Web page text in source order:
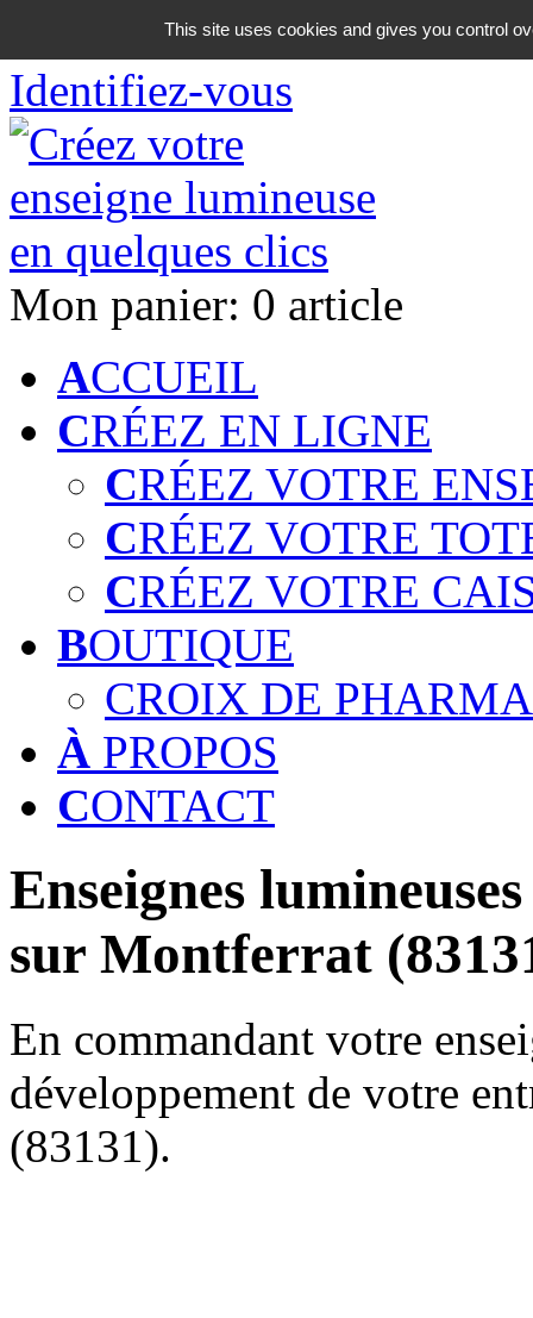
06 18 42 08 59
Identifiez-vous
Mon panier: 0 article
ACCUEIL
CRÉEZ EN LIGNE
CRÉEZ VOTRE
CRÉEZ VOTRE
CRÉEZ VOTRE
BOUTIQUE
CROIX DE
À PROPOS
CONTACT
Enseignes
sur Montferrat
En commandant votre
développement de votre
(83131).
This site uses cookies and gives you control